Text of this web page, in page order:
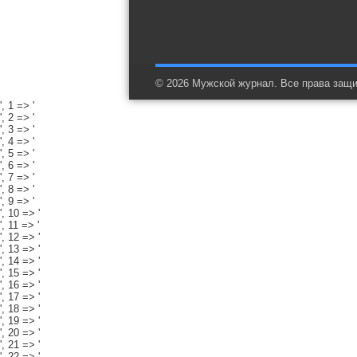
© 2026 Мужской журнал. Все права
', 1 => '
', 2 => '
', 3 => '
', 4 => '
', 5 => '
', 6 => '
', 7 => '
', 8 => '
', 9 => '
', 10 => '
', 11 => '
', 12 => '
', 13 => '
', 14 => '
', 15 => '
', 16 => '
', 17 => '
', 18 => '
', 19 => '
', 20 => '
', 21 => '